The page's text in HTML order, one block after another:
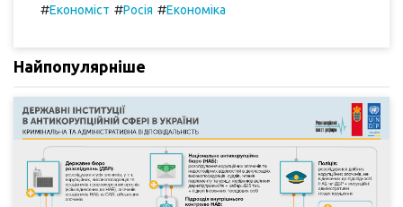
#Економіст #Росія #Економіка
Найпопулярніше